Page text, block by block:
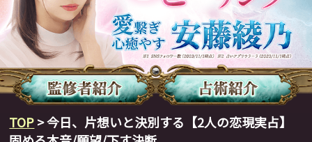
TOP> 今日、片想いと決別する【2人の恋現実占】